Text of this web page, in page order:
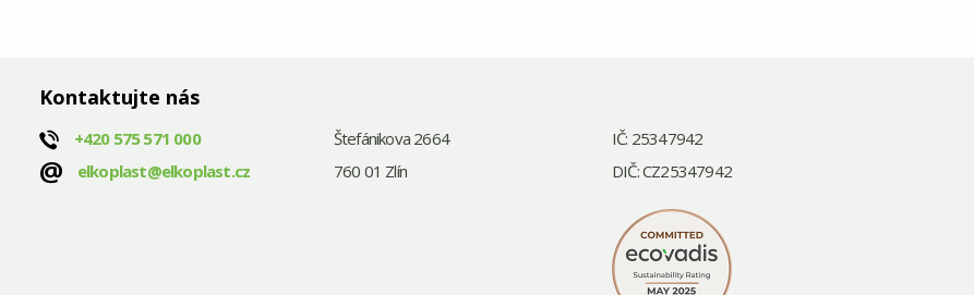
Kontaktujte nás
+420 575 571 000
@ elkoplast@elkoplast.cz
Štefánikova 2664
760 01 Zlín
IČ: 25347942
DIČ: CZ25347942